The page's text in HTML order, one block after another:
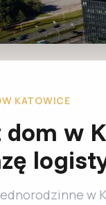
KATOWICE
dom w
w